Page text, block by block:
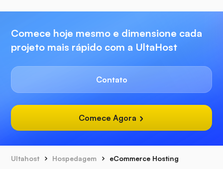
Comece hoje mesmo e dimensione cada
projeto mais rápido com a UltaHost
Contato
Comece Agora
Ultahost Hospedagem eCommerce Hosting